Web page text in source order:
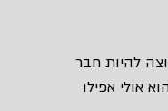
להיות חבר
אולי אפילו